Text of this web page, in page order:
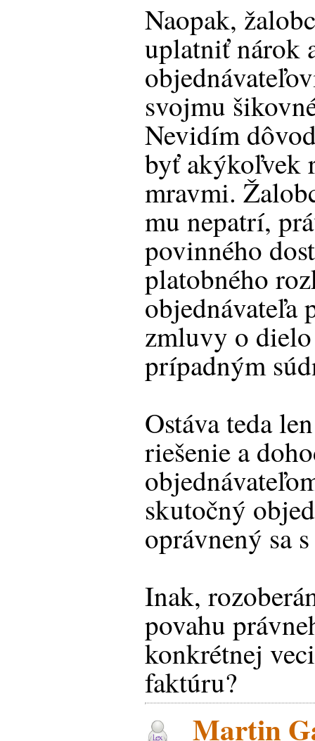
Naopak,
uplatniť nárok
svojmu
Nevidím
byť akýkoľvek
mravmi.
mu nepatrí,
povinného
platobného
objednávateľa
zmluvy o
prípadným
Ostáva teda
riešenie a
skutočný
oprávnený sa
Inak,
povahu
konkrétnej
faktúru?
Martin